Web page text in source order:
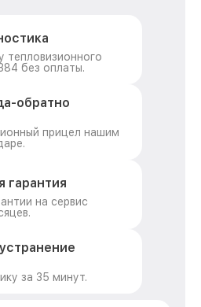
без оплаты.
обратно
прицел нашим
гарантия
на сервис
за 35 минут.